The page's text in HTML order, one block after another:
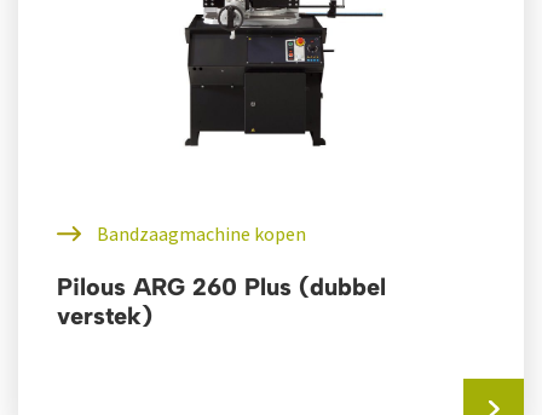
Bandzaagmachine kopen
Pilous ARG 260 Plus (dubbel
verstek)